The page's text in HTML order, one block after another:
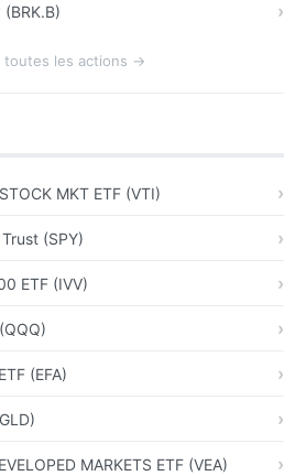
toutes les actions →
MKT ETF (VTI)
(SPY)
ETF (IVV)
(EFA)
MARKETS ETF (VEA)